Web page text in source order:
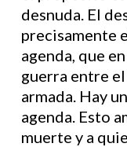
desnuda. El
precisamente
agenda, que
guerra entre
armada. Hay
agenda. Esto
muerte y a